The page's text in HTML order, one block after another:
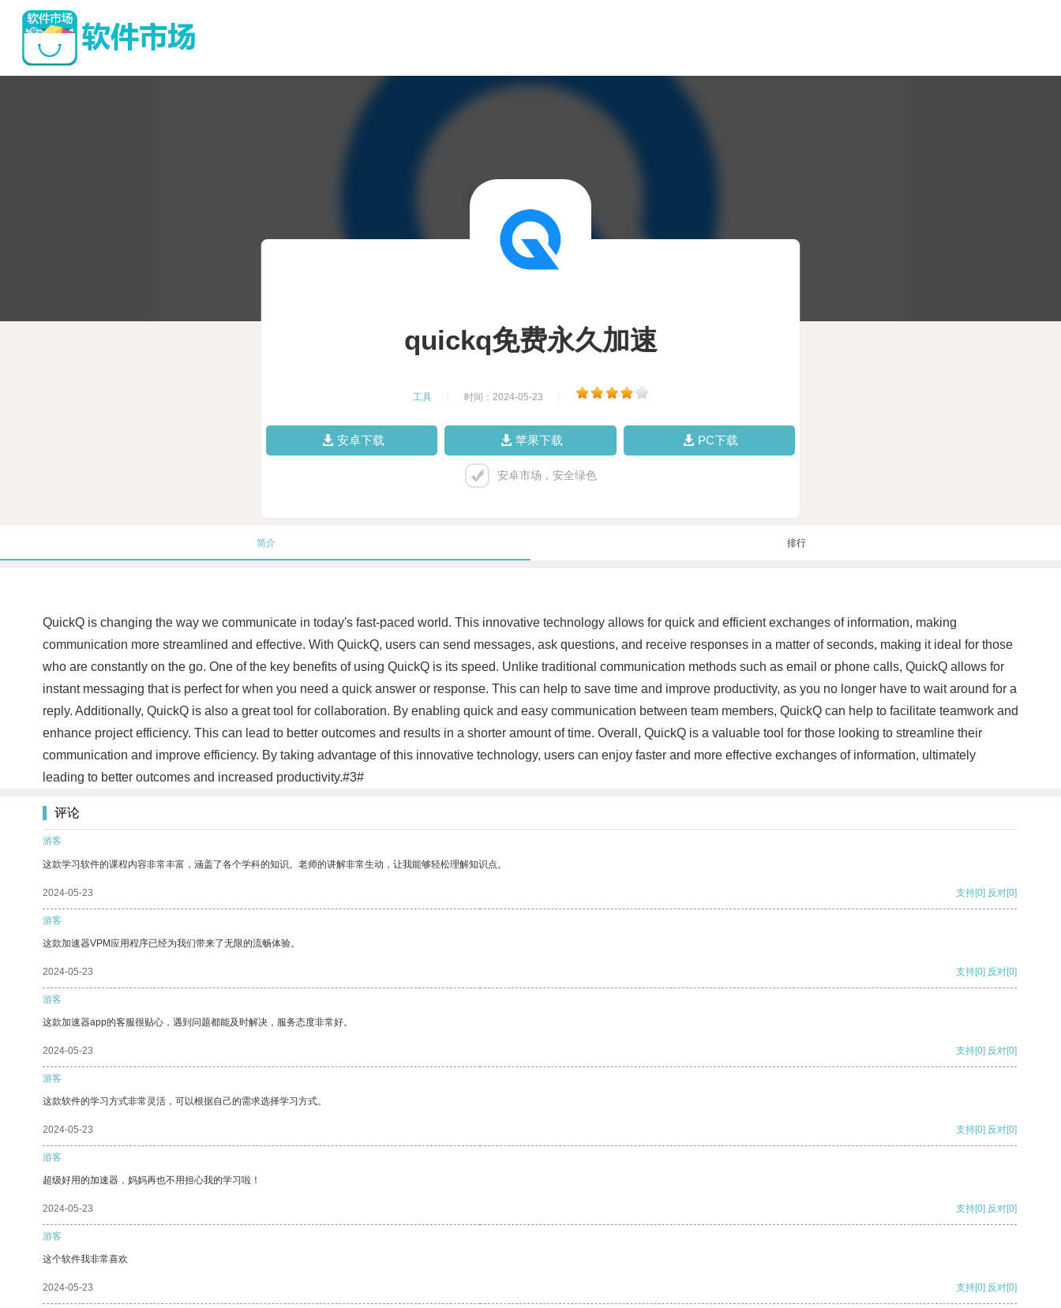
quickq免费永久加速
工具 时间：2024-05-23
安卓下载 苹果下载 PC下载
安卓市场，安全绿色
简介 排行
QuickQ is changing the way we communicate in today's fast-paced world. This innovative technology allows for quick and efficient exchanges of information, making
communication more streamlined and effective. With QuickQ, users can send messages, ask questions, and receive responses in a matter of seconds, making it ideal for those
who are constantly on the go. One of the key benefits of using QuickQ is its speed. Unlike traditional communication methods such as email or phone calls, QuickQ allows for
instant messaging that is perfect for when you need a quick answer or response. This can help to save time and improve productivity, as you no longer have to wait around for a
reply. Additionally, QuickQ is also a great tool for collaboration. By enabling quick and easy communication between team members, QuickQ can help to facilitate teamwork and
enhance project efficiency. This can lead to better outcomes and results in a shorter amount of time. Overall, QuickQ is a valuable tool for those looking to streamline their
communication and improve efficiency. By taking advantage of this innovative technology, users can enjoy faster and more effective exchanges of information, ultimately
leading to better outcomes and increased productivity.#3#
评论
游客
这款学习软件的课程内容非常丰富，涵盖了各个学科的知识。老师的讲解非常生动，让我能够轻松理解知识点。
2024-05-23 支持[0] 反对[0]
游客
这款加速器VPM应用程序已经为我们带来了无限的流畅体验。
2024-05-23 支持[0] 反对[0]
游客
这款加速器app的客服很贴心，遇到问题都能及时解决，服务态度非常好。
2024-05-23 支持[0] 反对[0]
游客
这款软件的学习方式非常灵活，可以根据自己的需求选择学习方式。
2024-05-23 支持[0] 反对[0]
游客
超级好用的加速器，妈妈再也不用担心我的学习啦！
2024-05-23 支持[0] 反对[0]
游客
这个软件我非常喜欢
2024-05-23 支持[0] 反对[0]